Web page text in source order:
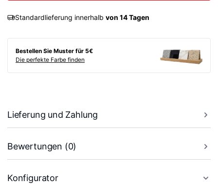
Standardlieferung innerhalb von 14 Tagen
Bestellen Sie Muster für 5€
Die perfekte Farbe finden
Lieferung und Zahlung
Bewertungen (0)
Konfigurator